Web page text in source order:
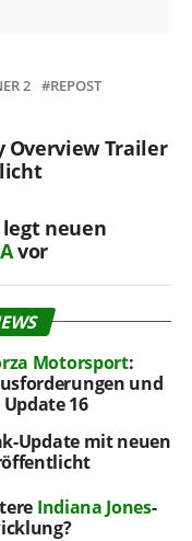
2 REPOST
Overview Trailer
legt neuen
vor
Motorsport:
und
16
Update mit neuen
Indiana Jones-